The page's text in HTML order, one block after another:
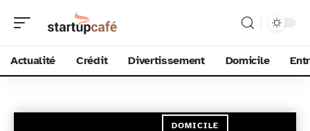
Actualité Crédit Divertissement Domicile
DOMICILE